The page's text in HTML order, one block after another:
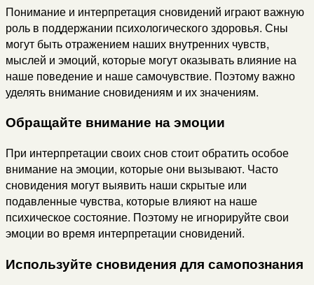
Понимание и интерпретация сновидений играют важную
роль в поддержании психологического здоровья. Сны
могут быть отражением наших внутренних чувств,
мыслей и эмоций, которые могут оказывать влияние на
наше поведение и наше самочувствие. Поэтому важно
уделять внимание сновидениям и их значениям.
Обращайте внимание на эмоции
При интерпретации своих снов стоит обратить особое
внимание на эмоции, которые они вызывают. Часто
сновидения могут выявить наши скрытые или
подавленные чувства, которые влияют на наше
психическое состояние. Поэтому не игнорируйте свои
эмоции во время интерпретации сновидений.
Используйте сновидения для самопознания